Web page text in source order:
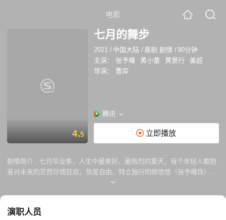
电影
4.5
七月的舞步
2021 / 中国大陆 /喜剧 剧情 /90分钟
主演：
张予曦 黄小蕾 黄景行
姜超
导演：
曹岸
腾讯
立即播放
剧情简介 : 七月毕业季，人生中最美好、最热烈的夏天，每个年轻人都抱
着对未来的茫然尽情狂欢。热爱自由、特立独行的顾悠悠（张予曦饰）热
爱街舞，在老妈（黄小蕾饰）的期许下学习着芭蕾舞，在每个人的青春时
的邀请……亲情、爱情、梦想的激烈冲突，让毕业季的夏天热闹非凡。
演职人员